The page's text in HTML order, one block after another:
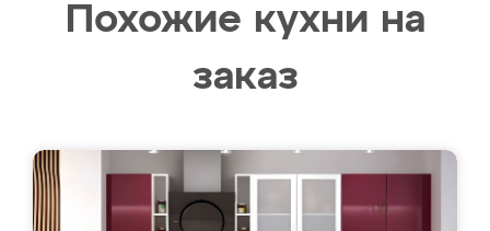
Похожие кухни на
заказ